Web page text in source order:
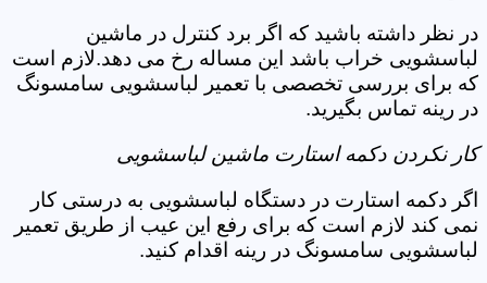
در نظر داشته باشید که اگر برد کنترل در ماشین
لباسشویی خراب باشد این مساله رخ می دهد.لازم است
که برای بررسی تخصصی با تعمیر لباسشویی سامسونگ
در رینه تماس بگیرید.
کار نکردن دکمه استارت ماشین لباسشویی
اگر دکمه استارت در دستگاه لباسشویی به درستی کار
نمی کند لازم است که برای رفع این عیب از طریق تعمیر
لباسشویی سامسونگ در رینه اقدام کنید.